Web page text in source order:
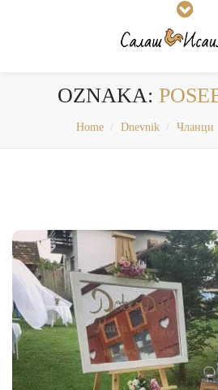
OZNAKA:
Home Dnevnik Чланци